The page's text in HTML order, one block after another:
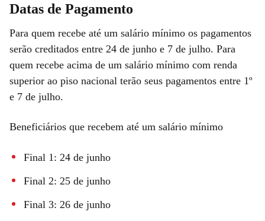
Datas de Pagamento
Para quem recebe até um salário mínimo os pagamentos
serão creditados entre 24 de junho e 7 de julho. Para
quem recebe acima de um salário mínimo com renda
superior ao piso nacional terão seus pagamentos entre 1º
e 7 de julho.
Beneficiários que recebem até um salário mínimo
Final 1: 24 de junho
Final 2: 25 de junho
Final 3: 26 de junho